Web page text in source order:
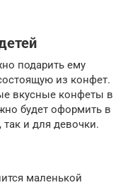
подарить ему
из конфет.
вкусные конфеты в
будет оформить в
и для девочки.
маленькой